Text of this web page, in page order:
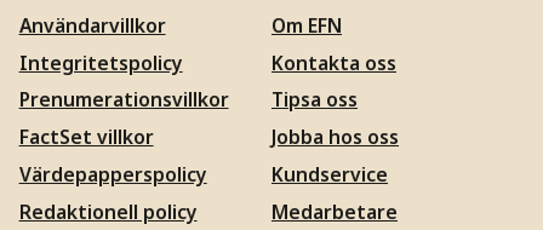
Användarvillkor
Integritetspolicy
Prenumerationsvillkor
FactSet villkor
Värdepapperspolicy
Redaktionell policy
Om EFN
Kontakta oss
Tipsa oss
Jobba hos oss
Kundservice
Medarbetare